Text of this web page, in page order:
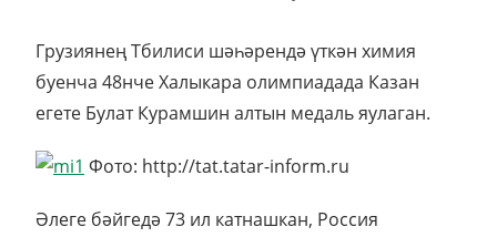
Грузиянең Тбилиси шәһәрендә үткән химия
буенча 48нче Халыкара олимпиадада Казан
егете Булат Курамшин алтын медаль яулаган.
Фото: http://tat.tatar-inform.ru
Әлеге бәйгедә 73 ил катнашкан, Россия